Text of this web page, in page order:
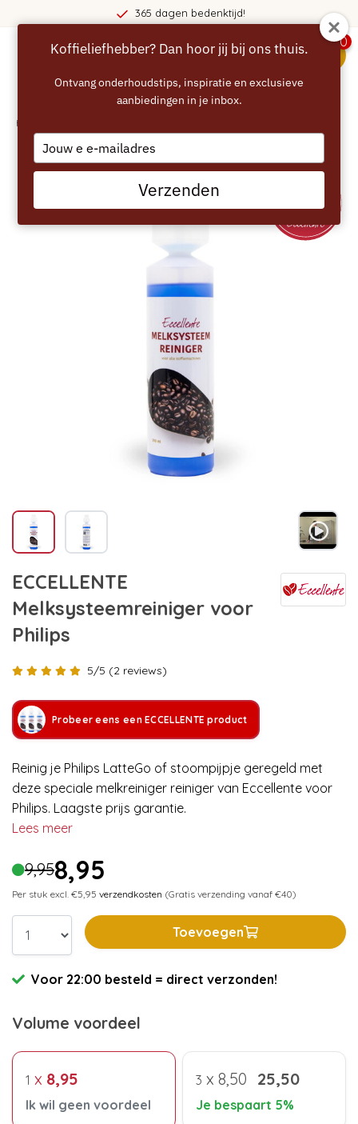
365 dagen bedenktijd!
0
Home
ECCELLENTE
Melksysteemreiniger voor
Philips
5/5 (2 reviews)
Probeer eens een ECCELLENTE product
Reinig je Philips LatteGo of stoompijpje geregeld met
deze speciale melkreiniger reiniger van Eccellente voor
Philips. Laagste prijs garantie.
Lees meer
9,958,95
Per stuk excl. €5,95 verzendkosten (Gratis verzending vanaf €40)
Toevoegen
Voor 22:00 besteld = direct verzonden!
Volume voordeel
1 x 8,95
Ik wil geen voordeel
3 x 8,50 25,50
Je bespaart 5%
Koffieliefhebber? Dan hoor jij bij ons thuis.
Ontvang onderhoudstips, inspiratie en exclusieve
aanbiedingen in je inbox.
Type
your
email
Verzenden